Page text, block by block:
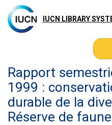
main
content
IUCN LIBRARY
Rapport
1999 :
durable de la
Réserve de